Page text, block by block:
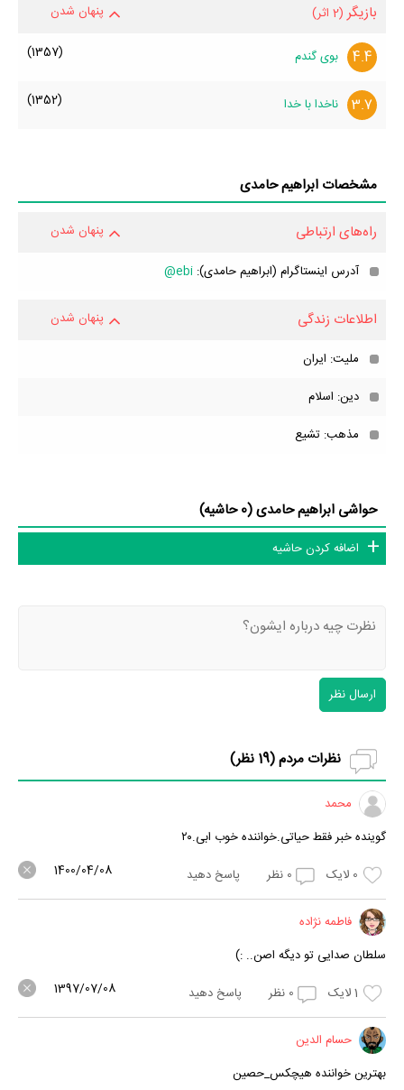
بازیگر (2 اثر) پنهان شدن
4.4 بوی گندم (1357)
3.7 ناخدا با خدا (1352)
مشخصات ابراهیم حامدی
راه‌های ارتباطی پنهان شدن
آدرس اینستاگرام (ابراهیم حامدی): ebi@
اطلاعات زندگی پنهان شدن
ملیت: ایران
دین: اسلام
مذهب: تشیع
حواشی ابراهیم حامدی (0 حاشیه)
اضافه کردن حاشیه
ارسال نظر
نظرات مردم (19 نظر)
محمد
گوینده خبر فقط حیاتی.خواننده خوب ابی.۲۰
0 لایک 0 نظر پاسخ دهید 1400/04/08
فاطمه نژاده
سلطان صدایی تو دیگه اصن.. :)
1لایک 0 نظر پاسخ دهید 1397/07/08
حسام الدین
بهترین خواننده هیچکس_حصین